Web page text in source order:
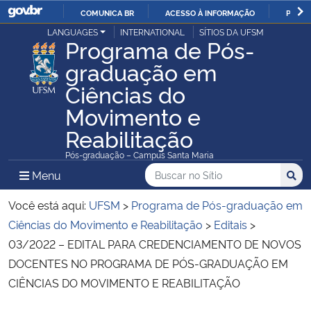
IR
PARA
O
CONTEÚDO
COMUNICA BR ACESSO À INFORMAÇÃO
Ministério da Justiça e Segurança Pública
Ministério da Defesa
Ministério das Relações Exteriores
Ministério da Economia
Ministério da Infraestrutura
Ministério da Agricultura, Pecuária e Abastecimento
Ministério da Educação
LANGUAGES INTERNATIONAL SÍTIOS DA UFSM
Programa de Pós-
graduação em
Ciências do
Movimento e
Reabilitação
Pós-graduação – Campus Santa Maria
Menu Menu Principal do Sítio
Busca
Buscar no no Sítio
Busca:
Você está aqui: UFSM > Programa de Pós-graduação em
Ciências do Movimento e Reabilitação > Editais >
03/2022 – EDITAL PARA CREDENCIAMENTO DE NOVOS
DOCENTES NO PROGRAMA DE PÓS-GRADUAÇÃO EM
CIÊNCIAS DO MOVIMENTO E REABILITAÇÃO